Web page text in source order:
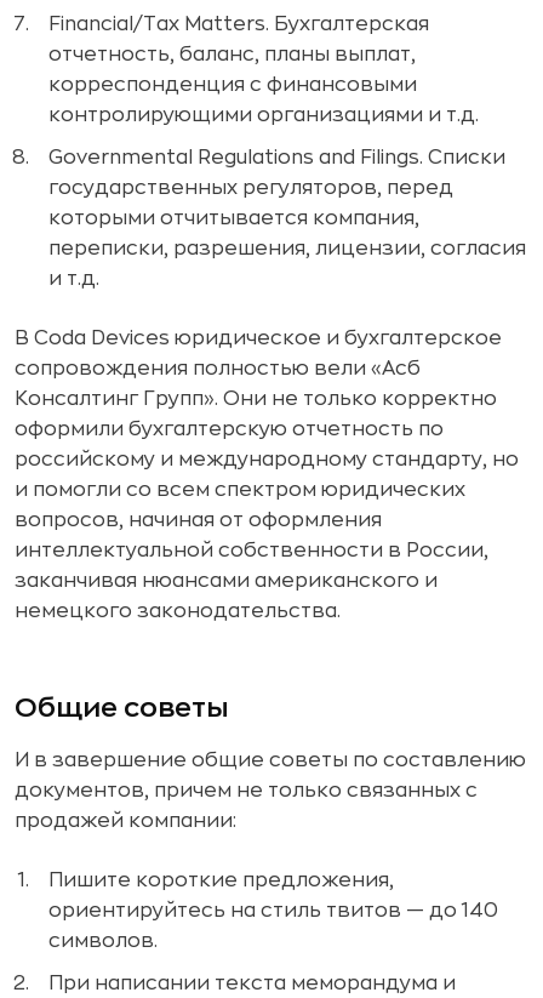
Financial/Tax Matters. Бухгалтерская
отчетность, баланс, планы выплат,
корреспонденция с финансовыми
контролирующими организациями и т.д.
Governmental Regulations and Filings. Списки
государственных регуляторов, перед
которыми отчитывается компания,
переписки, разрешения, лицензии, согласия
и т.д.
В Coda Devices юридическое и бухгалтерское
сопровождения полностью вели «Асб
Консалтинг Групп». Они не только корректно
оформили бухгалтерскую отчетность по
российскому и международному стандарту, но
и помогли со всем спектром юридических
вопросов, начиная от оформления
интеллектуальной собственности в России,
заканчивая нюансами американского и
немецкого законодательства.
Общие советы
И в завершение общие советы по составлению
документов, причем не только связанных с
продажей компании:
Пишите короткие предложения,
ориентируйтесь на стиль твитов — до 140
символов.
При написании текста меморандума и